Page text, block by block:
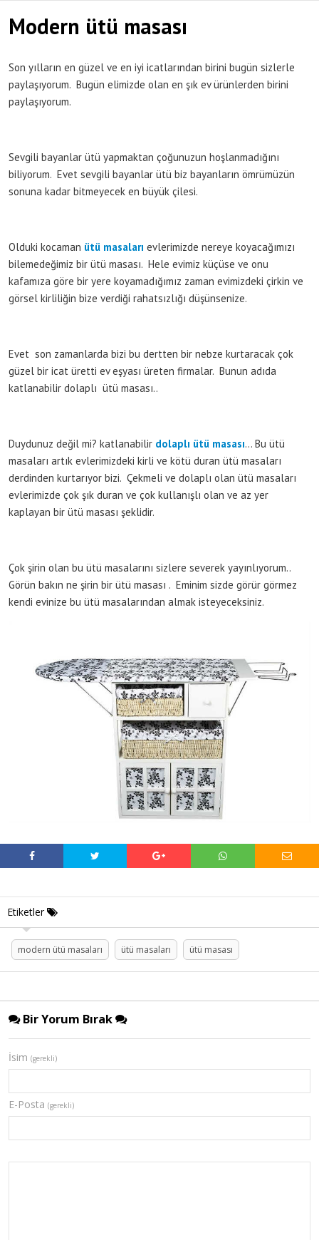
Modern ütü masası
Son yılların en güzel ve en iyi icatlarından birini bugün sizlerle
paylaşıyorum. Bugün elimizde olan en şık ev ürünlerden birini
paylaşıyorum.
Sevgili bayanlar ütü yapmaktan çoğunuzun hoşlanmadığını
biliyorum. Evet sevgili bayanlar ütü biz bayanların ömrümüzün
sonuna kadar bitmeyecek en büyük çilesi.
Olduki kocaman ütü masaları evlerimizde nereye koyacağımızı
bilemedeğimiz bir ütü masası. Hele evimiz küçüse ve onu
kafamıza göre bir yere koyamadığımız zaman evimizdeki çirkin ve
görsel kirliliğin bize verdiği rahatsızlığı düşünsenize.
Evet son zamanlarda bizi bu dertten bir nebze kurtaracak çok
güzel bir icat üretti ev eşyası üreten firmalar. Bunun adıda
katlanabilir dolaplı ütü masası..
Duydunuz değil mi? katlanabilir dolaplı ütü masası… Bu ütü
masaları artık evlerimizdeki kirli ve kötü duran ütü masaları
derdinden kurtarıyor bizi. Çekmeli ve dolaplı olan ütü masaları
evlerimizde çok şık duran ve çok kullanışlı olan ve az yer
kaplayan bir ütü masası şeklidir.
Çok şirin olan bu ütü masalarını sizlere severek yayınlıyorum..
Görün bakın ne şirin bir ütü masası . Eminim sizde görür görmez
kendi evinize bu ütü masalarından almak isteyeceksiniz.
Etiketler
modern ütü masaları ütü masaları ütü masası
Bir Yorum Bırak
İsim (gerekli)
E-Posta (gerekli)